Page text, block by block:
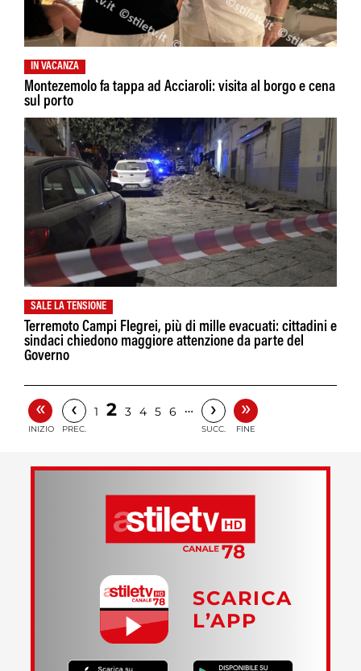
IN VACANZA
Montezemolo fa tappa ad Acciaroli: visita al borgo e cena
sul porto
SALE LA TENSIONE
Terremoto Campi Flegrei, più di mille evacuati: cittadini e
sindaci chiedono maggiore attenzione da parte del
Governo
«
INIZIO
‹
PREC.
1 2 3 4 5 6 … ›
SUCC.
»
FINE
SCARICA
L’APP